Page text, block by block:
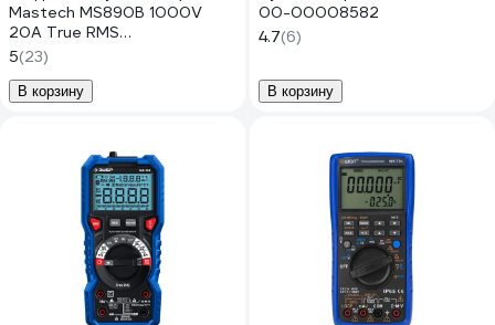
Mastech MS890B 1000V
20A True RMS
измер.ёмкость,частота,температ.
+фонарь, разрядность 4000
00-00013949
5(23)
В корзину
00-00008582
4.7(6)
В корзину